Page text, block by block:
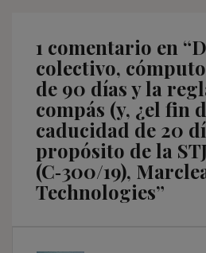
1 comentario en “
colectivo,
de 90 días y la
compás (y, ¿el fin
caducidad de 20
propósito de la
(C‑300/19),
Technologies”